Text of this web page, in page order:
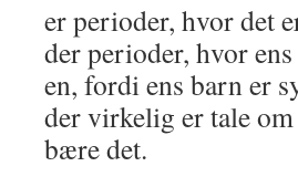
er perioder, hvor det
der perioder, hvor
en, fordi ens barn er
der virkelig er tale
bære det.